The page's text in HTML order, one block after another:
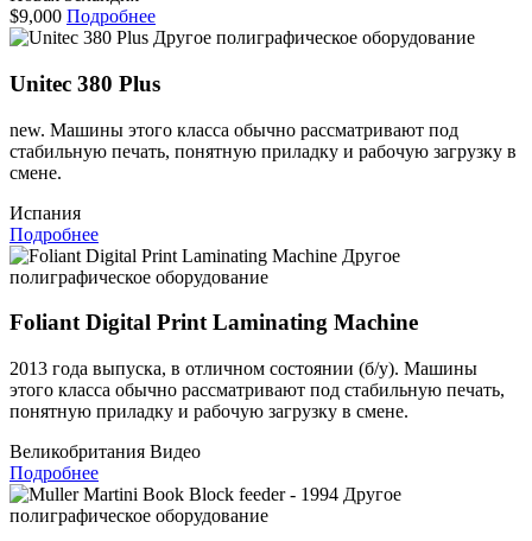
$9,000 Подробнее
Другое полиграфическое оборудование
Unitec 380 Plus
new. Машины этого класса обычно рассматривают под
стабильную печать, понятную приладку и рабочую загрузку в
смене.
Испания
Подробнее
Другое
полиграфическое оборудование
Foliant Digital Print Laminating Machine
2013 года выпуска, в отличном состоянии (б/у). Машины
этого класса обычно рассматривают под стабильную печать,
понятную приладку и рабочую загрузку в смене.
Великобритания Видео
Подробнее
Другое
полиграфическое оборудование